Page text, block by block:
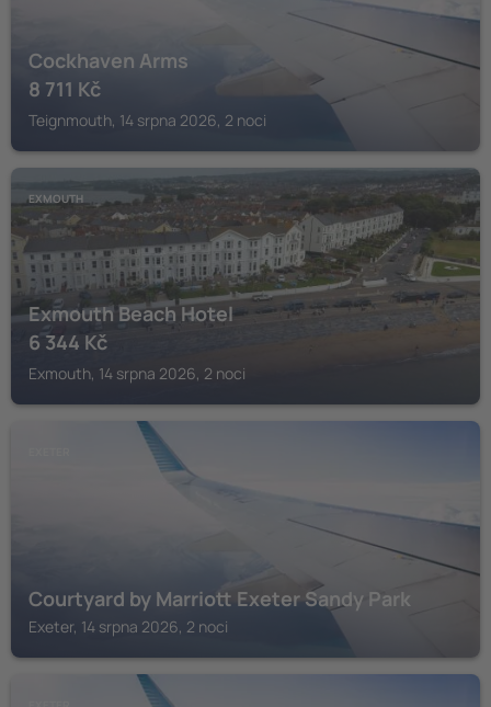
Cockhaven Arms
8 711 Kč
Teignmouth, 14 srpna 2026, 2 noci
EXMOUTH
Exmouth Beach Hotel
6 344 Kč
Exmouth, 14 srpna 2026, 2 noci
Courtyard by Marriott Exeter Sandy Park
Exeter, 14 srpna 2026, 2 noci